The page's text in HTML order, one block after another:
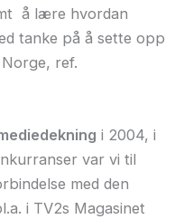
å lære hvordan
tanke på å sette opp
ref.
i 2004, i
var vi til
med den
i TV2s Magasinet